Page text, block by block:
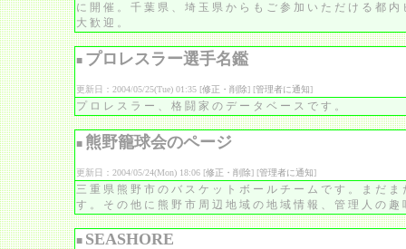
に開催。千葉県、埼玉県からもご参加いただける都
大歓迎。
■ プロレスラー選手名鑑
更新日：2004/05/25(Tue) 01:35 [修正・削除] [管理者に通知]
プロレスラー、格闘家のデータベースです。
■ 熊野籠球会のページ
更新日：2004/05/24(Mon) 18:06 [修正・削除] [管理者に通知]
三重県熊野市のバスケットボールチームです。まだ
す。その他に熊野市周辺地域の地域情報、管理人の
■ SEASHORE